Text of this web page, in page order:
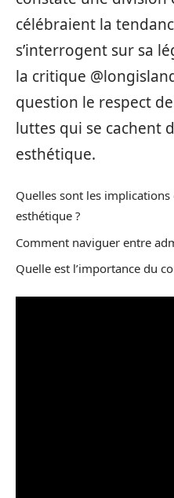
célébraient la
s’interrogent sur sa
la critique
question le respect
luttes qui se cachent
esthétique.
Quelles sont les
esthétique ?
Comment naviguer entre
Quelle est l’importance du